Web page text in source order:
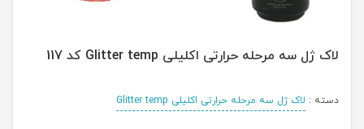
لاک ژل سه مرحله حرارتی اکلیلی Glitter temp کد 117
دسته : لاک ژل سه مرحله حرارتی اکلیلی Glitter temp